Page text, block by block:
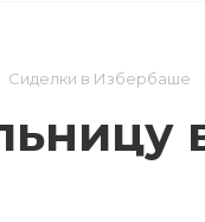
Сиделки в Избербаше